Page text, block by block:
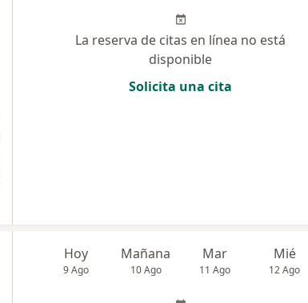
La reserva de citas en línea no está
disponible
Solicita una cita
Hoy
9 Ago
Mañana
10 Ago
Mar
11 Ago
Mié
12 Ago